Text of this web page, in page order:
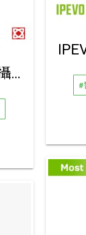
#
IPEVO DO-CAM 視訊協作攝影機 (創意專業限定版)